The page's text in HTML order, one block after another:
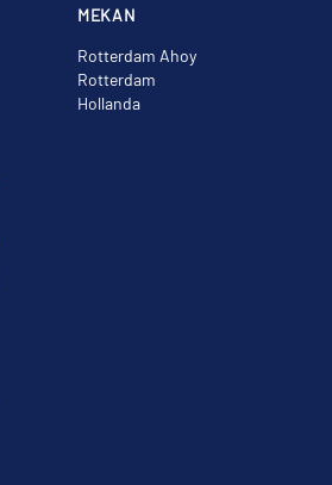
MEKAN
Rotterdam Ahoy
Rotterdam
Hollanda